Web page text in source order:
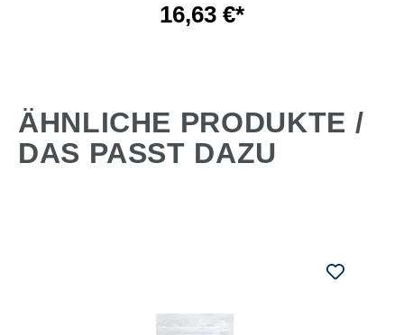
16,63 €*
ÄHNLICHE PRODUKTE /
DAS PASST DAZU